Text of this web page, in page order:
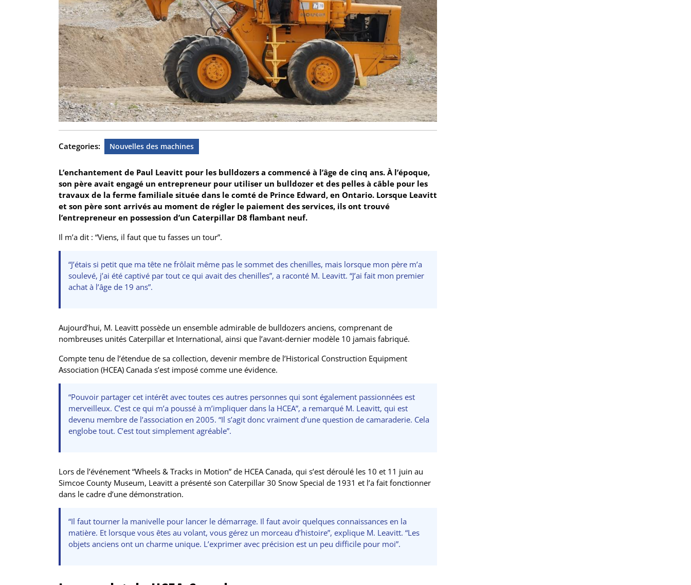
Categories: Nouvelles des machines
L’enchantement de Paul Leavitt pour les bulldozers a commencé à l’âge de cinq ans. À l’époque,
son père avait engagé un entrepreneur pour utiliser un bulldozer et des pelles à câble pour les
travaux de la ferme familiale située dans le comté de Prince Edward, en Ontario. Lorsque Leavitt
et son père sont arrivés au moment de régler le paiement des services, ils ont trouvé
l’entrepreneur en possession d’un Caterpillar D8 flambant neuf.
Il m’a dit : “Viens, il faut que tu fasses un tour”.
“J’étais si petit que ma tête ne frôlait même pas le sommet des chenilles, mais lorsque mon père m’a
soulevé, j’ai été captivé par tout ce qui avait des chenilles”, a raconté M. Leavitt. “J’ai fait mon premier
achat à l’âge de 19 ans”.
Aujourd’hui, M. Leavitt possède un ensemble admirable de bulldozers anciens, comprenant de
nombreuses unités Caterpillar et International, ainsi que l’avant-dernier modèle 10 jamais fabriqué.
Compte tenu de l’étendue de sa collection, devenir membre de l’Historical Construction Equipment
Association (HCEA) Canada s’est imposé comme une évidence.
“Pouvoir partager cet intérêt avec toutes ces autres personnes qui sont également passionnées est
merveilleux. C’est ce qui m’a poussé à m’impliquer dans la HCEA”, a remarqué M. Leavitt, qui est
devenu membre de l’association en 2005. “Il s’agit donc vraiment d’une question de camaraderie. Cela
englobe tout. C’est tout simplement agréable”.
Lors de l’événement “Wheels & Tracks in Motion” de HCEA Canada, qui s’est déroulé les 10 et 11 juin au
Simcoe County Museum, Leavitt a présenté son Caterpillar 30 Snow Special de 1931 et l’a fait fonctionner
dans le cadre d’une démonstration.
“Il faut tourner la manivelle pour lancer le démarrage. Il faut avoir quelques connaissances en la
matière. Et lorsque vous êtes au volant, vous gérez un morceau d’histoire”, explique M. Leavitt. “Les
objets anciens ont un charme unique. L’exprimer avec précision est un peu difficile pour moi”.